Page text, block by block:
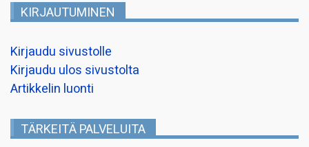
KIRJAUTUMINEN
Kirjaudu sivustolle
Kirjaudu ulos sivustolta
Artikkelin luonti
TÄRKEITÄ PALVELUITA